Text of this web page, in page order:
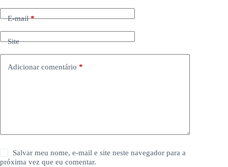
E-mail*
Site
Adicionar comentário *
Salvar meu nome, e-mail e site neste navegador para a
próxima vez que eu comentar.